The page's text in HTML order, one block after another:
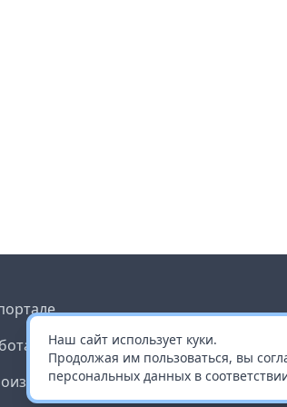
Наш сайт использует куки.
Продолжая им пользоваться, вы
персональных данных в
с платформой
и дистрибьюторам